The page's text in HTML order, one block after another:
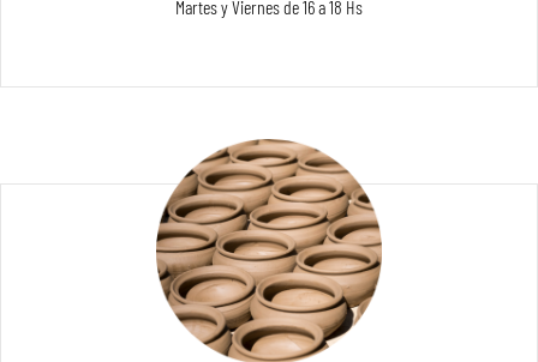
Martes y Viernes de 16 a 18 Hs